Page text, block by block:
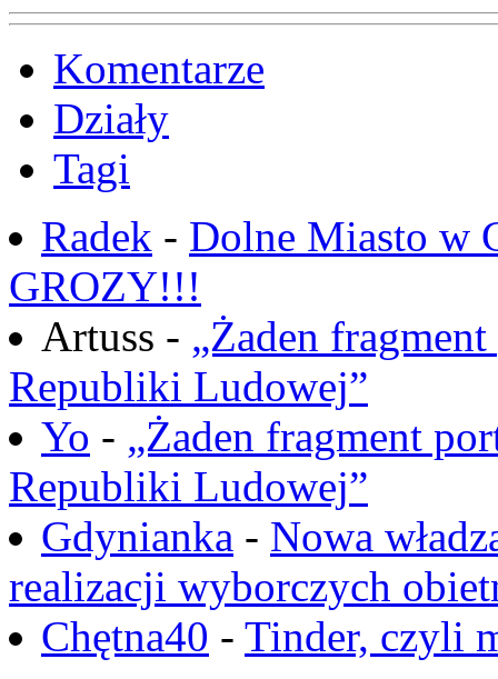
Komentarze
Działy
Tagi
Radek - Dolne Miasto w
GROZY!!!
Artuss - „Żaden
Republiki Ludowej”
Yo - „Żaden fragment
Republiki Ludowej”
Gdynianka - Nowa
realizacji wyborczych
Chętna40 - Tinder, czyli